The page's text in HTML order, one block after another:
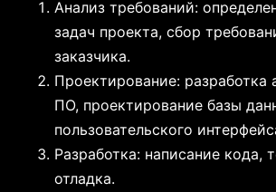
Анализ требований:
задач проекта, сбор
заказчика.
Проектирование: разработка
ПО, проектирование базы
пользовательского
Разработка: написание кода,
отладка.